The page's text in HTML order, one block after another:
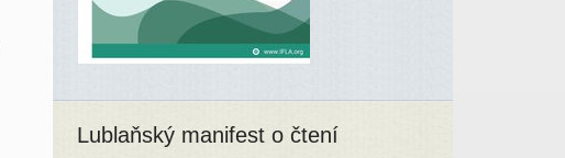
Lublaňský manifest o čtení